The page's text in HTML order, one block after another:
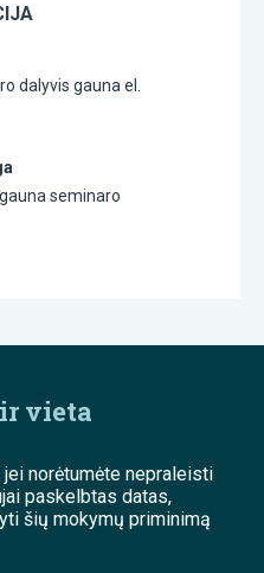
dalyvis gauna el.
seminaro
vieta
jei norėtumėte nepraleisti
paskelbtas datas,
šių mokymų priminimą